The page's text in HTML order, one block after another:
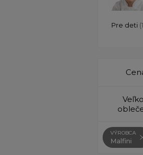
Pre deti
VÝROBCA
Malfini